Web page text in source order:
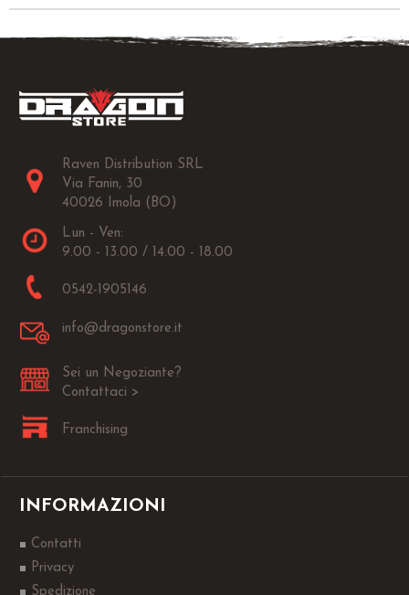
Raven Distribution SRL
Via Fanin, 30
40026 Imola (BO)
Lun - Ven:
9.00 - 13.00 / 14.00 - 18.00
0542-1905146
info@dragonstore.it
Sei un Negoziante?
Contattaci >
Franchising
INFORMAZIONI
Contatti
Privacy
Spedizione